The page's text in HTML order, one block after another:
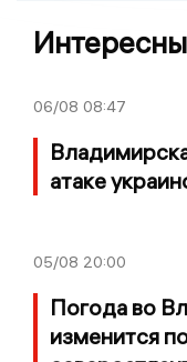
06/08 08:47
атаке
05/08 20:00
Погода во
изменится